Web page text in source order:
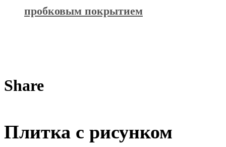
пробковым покрытием
Share
Плитка с рисунком